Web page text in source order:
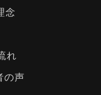
念
れ
の声